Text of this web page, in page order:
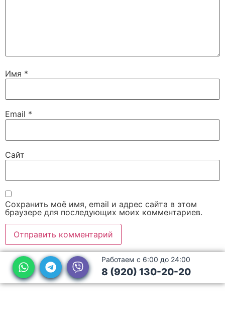
Имя *
Email *
Сайт
Сохранить моё имя, email и адрес сайта в этом
браузере для последующих моих комментариев.
Работаем с 6:00 до 24:00
8 (920) 130-20-20